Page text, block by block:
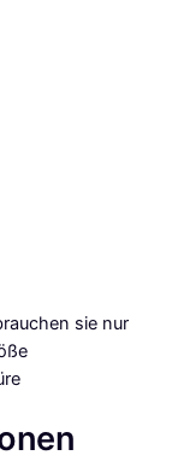
sie nur